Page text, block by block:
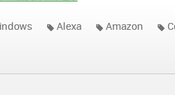
Alexa Amazon